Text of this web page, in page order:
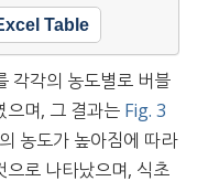
Table
각각의 농도별로 버블
으며, 그 결과는 Fig. 3
농도가 높아짐에 따라
으로 나타났으며, 식초